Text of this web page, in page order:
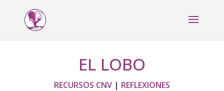
EL LOBO
RECURSOS CNV| REFLEXIONES